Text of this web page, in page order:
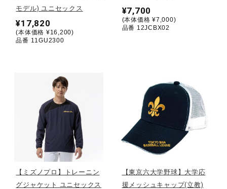
ゴルフ
バレーボール
テニス／ソフトテニス
バドミントン
モデル) ユニセックス
¥17,820
(本体価格 ¥16,200)
品番 11GU2300
¥7,700
(本体価格 ¥7,000)
品番 12JCBX02
【ミズノプロ】トレーニン
グジャケット ユニセックス
【東京六大学野球】大学応
援メッシュキャップ(立教)